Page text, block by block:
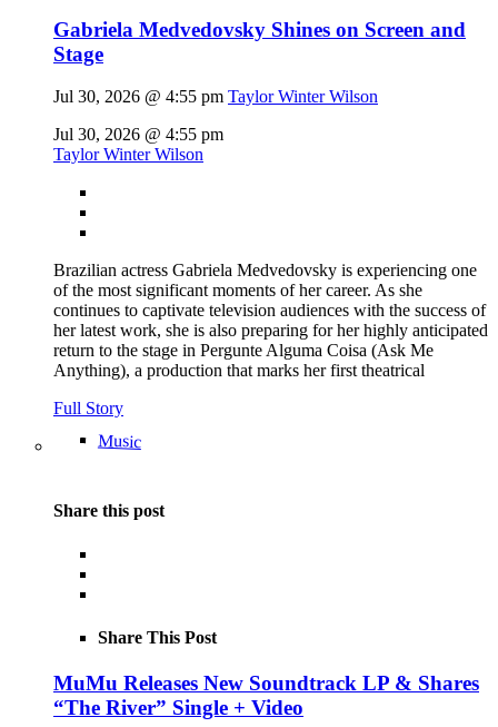
Gabriela Medvedovsky Shines on Screen and
Stage
Jul 30, 2026 @ 4:55 pm Taylor Winter Wilson
Jul 30, 2026 @ 4:55 pm
Taylor Winter Wilson
Brazilian actress Gabriela Medvedovsky is experiencing one
of the most significant moments of her career. As she
continues to captivate television audiences with the success of
her latest work, she is also preparing for her highly anticipated
return to the stage in Pergunte Alguma Coisa (Ask Me
Anything), a production that marks her first theatrical
Full Story
Music
Share this post
Share This Post
MuMu Releases New Soundtrack LP & Shares
“The River” Single + Video